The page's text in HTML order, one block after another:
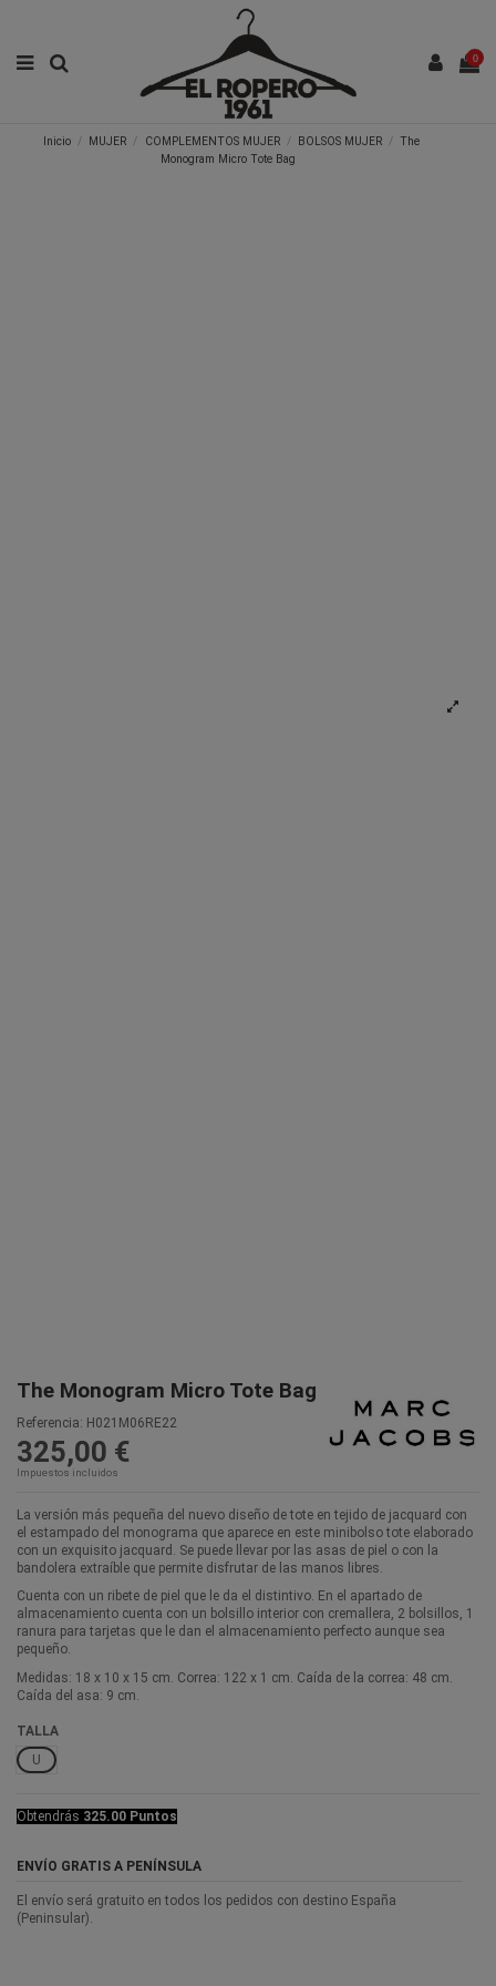
0
Inicio MUJER COMPLEMENTOS MUJER BOLSOS MUJER
The
Monogram Micro Tote Bag
The Monogram Micro Tote Bag
Referencia: H021M06RE22
325,00 €
Impuestos incluidos
La versión más pequeña del nuevo diseño de tote en tejido de jacquard con
el estampado del monograma que aparece en este minibolso tote elaborado
con un exquisito jacquard. Se puede llevar por las asas de piel o con la
bandolera extraíble que permite disfrutar de las manos libres.
Cuenta con un ribete de piel que le da el distintivo. En el apartado de
almacenamiento cuenta con un bolsillo interior con cremallera, 2 bolsillos, 1
ranura para tarjetas que le dan el almacenamiento perfecto aunque sea
pequeño.
Medidas: 18 x 10 x 15 cm. Correa: 122 x 1 cm. Caída de la correa: 48 cm.
Caída del asa: 9 cm.
TALLA
U
Obtendrás 325.00 Puntos
ENVÍO GRATIS A PENÍNSULA
El envío será gratuito en todos los pedidos con destino España
(Peninsular).